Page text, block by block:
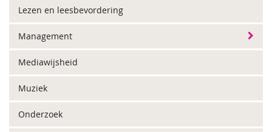
Lezen en leesbevordering
Management
Mediawijsheid
Muziek
Onderzoek